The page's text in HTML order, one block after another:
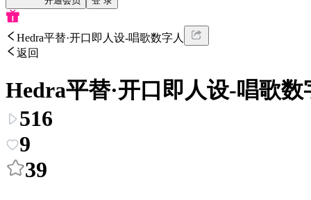
Hedra平替·开口即人设-唱歌数字人
返回
Hedra平替·开口即人设-唱歌数
516
9
39